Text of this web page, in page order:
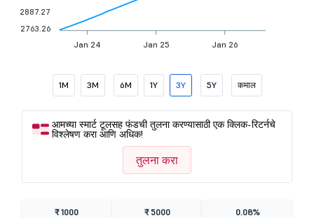
Jan 24 Jan 25 Jan 26
2887.27
2763.26
1M 3M 6M 1Y 3Y 5Y कमाल
आमच्या स्मार्ट टूलसह फंडची तुलना करण्यासाठी एक क्लिक-रिटर्नचे
विश्लेषण करा आणि अधिक!
तुलना करा
₹ 1000 ₹ 5000 0.08%